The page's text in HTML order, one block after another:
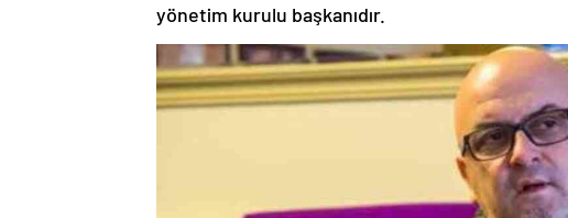
yönetim kurulu başkanıdır.